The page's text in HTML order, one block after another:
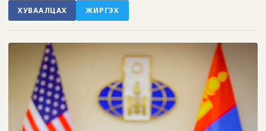
ХУВААЛЦАХ
ЖИРГЭХ